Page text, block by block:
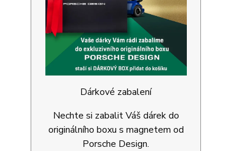
Dárkové zabalení
Nechte si zabalit Váš dárek do
originálního boxu s magnetem od
Porsche Design.